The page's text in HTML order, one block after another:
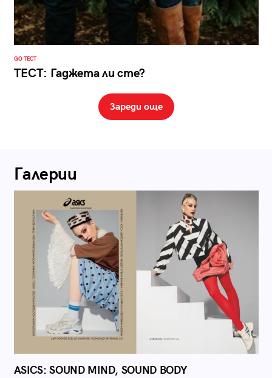
GO ТЕСТ
ТЕСТ: Гаджета ли сте?
Зареди още
Галерии
ASICS: SOUND MIND, SOUND BODY